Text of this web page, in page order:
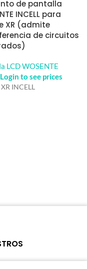
de pantalla
INCELL para
XR (admite
de circuitos
LCD WOSENTE
Login to see prices
INCELL